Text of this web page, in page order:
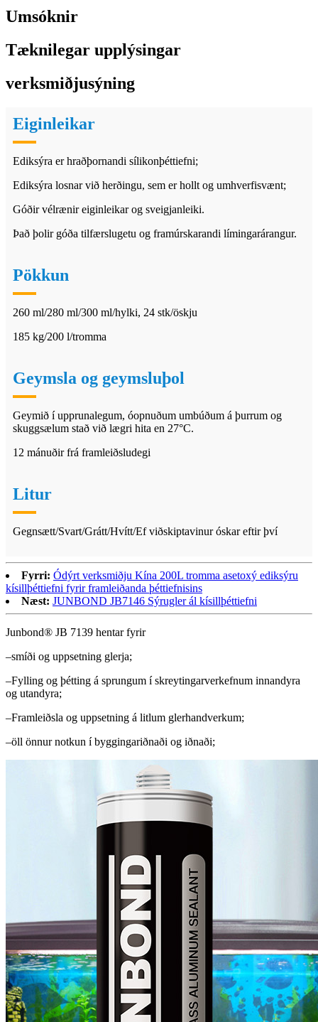
Umsóknir
Tæknilegar upplýsingar
verksmiðjusýning
Eiginleikar
Ediksýra er hraðþornandi sílikonþéttiefni;
Ediksýra losnar við herðingu, sem er hollt og umhverfisvænt;
Góðir vélrænir eiginleikar og sveigjanleiki.
Það þolir góða tilfærslugetu og framúrskarandi límingarárangur.
Pökkun
260 ml/280 ml/300 ml/hylki, 24 stk/öskju
185 kg/200 l/tromma
Geymsla og geymsluþol
Geymið í upprunalegum, óopnuðum umbúðum á þurrum og
skuggsælum stað við lægri hita en 27°C.
12 mánuðir frá framleiðsludegi
Litur
Gegnsætt/Svart/Grátt/Hvítt/Ef viðskiptavinur óskar eftir því
Fyrri: Ódýrt verksmiðju Kína 200L tromma asetoxý ediksýru
kísillþéttiefni fyrir framleiðanda þéttiefnisins
Næst: JUNBOND JB7146 Sýrugler ál kísillþéttiefni
Junbond® JB 7139 hentar fyrir
–smíði og uppsetning glerja;
–Fylling og þétting á sprungum í skreytingarverkefnum innandyra
og utandyra;
–Framleiðsla og uppsetning á litlum glerhandverkum;
–öll önnur notkun í byggingariðnaði og iðnaði;